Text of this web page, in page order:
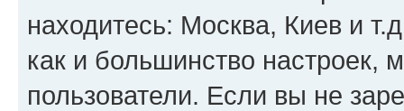
находитесь: Москва, Киев и
как и большинство настроек,
пользователи. Если вы не